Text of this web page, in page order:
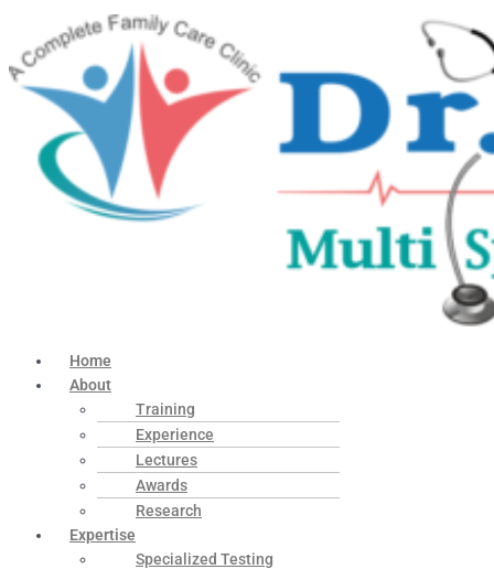
Home
About
Training
Experience
Lectures
Awards
Research
Expertise
Specialized Testing